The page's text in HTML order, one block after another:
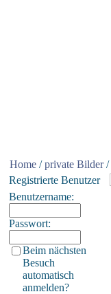
Home /private Bilder/
Registrierte Benutzer
Benutzername:
Passwort:
Beim nächsten
Besuch
automatisch
anmelden?